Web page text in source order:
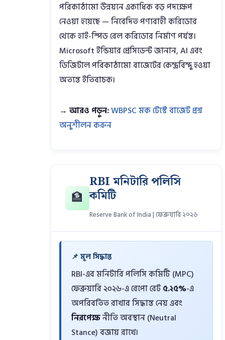
পরিকাঠামো উন্নয়নে একাধিক বড় পদক্ষেপ
নেওয়া হয়েছে — নিবেদিত পণ্যবাহী করিডোর
থেকে হাই-স্পিড রেল করিডোর নির্মাণ পর্যন্ত।
Microsoft ইন্ডিয়ার প্রেসিডেন্ট জানান, AI এবং
ডিজিটাল পরিকাঠামো বাজেটের কেন্দ্রবিন্দু হওয়া
অত্যন্ত ইতিবাচক।
→ আরও পড়ুন:WBPSC মক টেস্টে বাজেট প্রশ্ন
অনুশীলন করুন
🏦
RBI মনিটারি পলিসি
কমিটি
Reserve Bank of India | ফেব্রুয়ারি ২০২৬
📌 মূল সিদ্ধান্ত
RBI-এর মনিটারি পলিসি কমিটি (MPC)
ফেব্রুয়ারি ২০২৬-এ রেপো রেট৫.২৫%-এ
অপরিবর্তিত রাখার সিদ্ধান্ত নেয় এবং
নিরপেক্ষনীতি অবস্থান (Neutral
Stance) বজায় রাখে।